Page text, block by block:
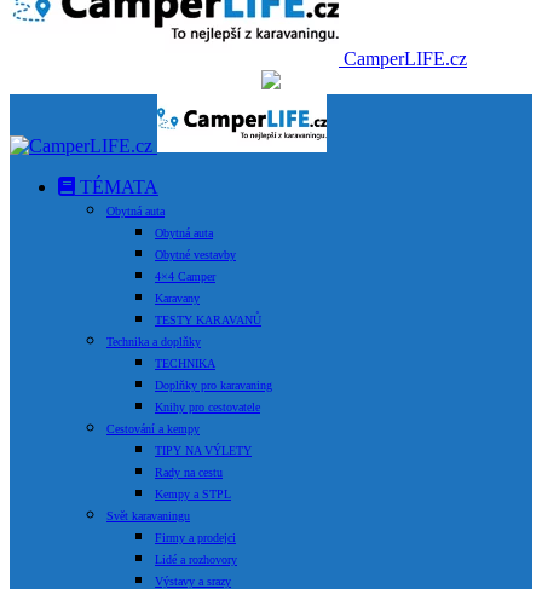
CamperLIFE.cz
TÉMATA
Obytná auta
Obytná auta
Obytné vestavby
4×4 Camper
Karavany
TESTY KARAVANŮ
Technika a doplňky
TECHNIKA
Doplňky pro karavaning
Knihy pro cestovatele
Cestování a kempy
TIPY NA VÝLETY
Rady na cestu
Kempy a STPL
Svět karavaningu
Firmy a prodejci
Lidé a rozhovory
Výstavy a srazy